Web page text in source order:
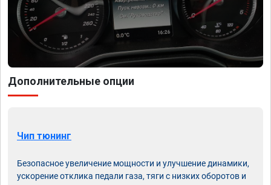
Дополнительные опции
Чип тюнинг
Безопасное увеличение мощности и улучшение динамики,
ускорение отклика педали газа, тяги с низких оборотов и